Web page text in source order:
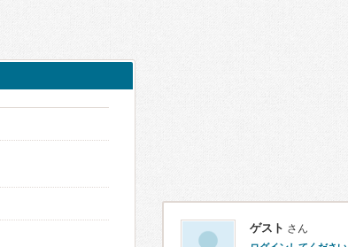
ゲスト さん